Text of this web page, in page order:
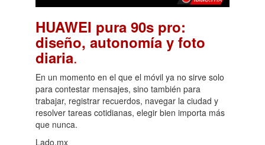
HUAWEI pura 90s pro:
diseño, autonomía y foto
diaria.
En un momento en el que el móvil ya no sirve solo
para contestar mensajes, sino también para
trabajar, registrar recuerdos, navegar la ciudad y
resolver tareas cotidianas, elegir bien importa más
que nunca.
Lado.mx